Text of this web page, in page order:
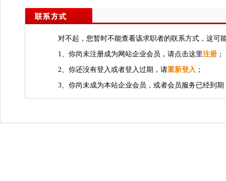
对不起，您暂时不能查看该求职者的联系方式，这可
1、你尚未注册成为网站企业会员，请点击这里注册 ；
2、你还没有登入或者登入过期，请重新登入 ；
3、你尚未成为本站企业会员，或者会员服务已经到